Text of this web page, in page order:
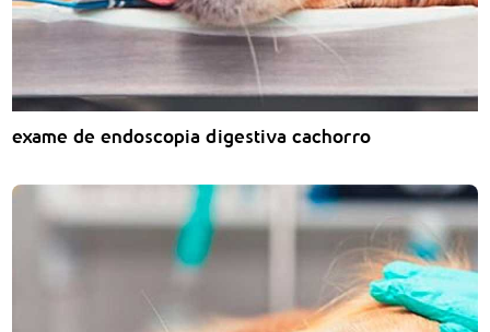
exame de endoscopia digestiva cachorro